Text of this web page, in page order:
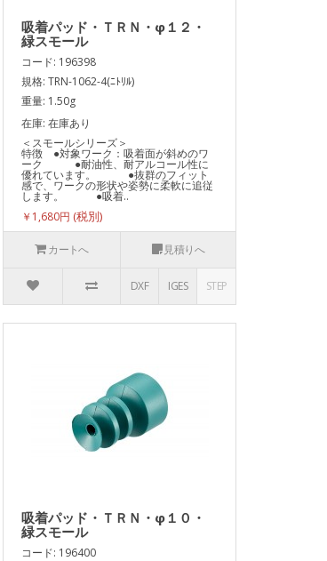
吸着パッド・ＴＲＮ・φ１２・
緑スモール
コード: 196398
規格: TRN-1062-4(ﾆﾄﾘﾙ)
重量: 1.50g
在庫: 在庫あり
＜スモールシリーズ＞
特徴 ●対象ワーク：吸着面が斜めのワ
ーク ●耐油性、耐アルコール性に
優れています。 ●抜群のフィット
感で、ワークの形状や姿勢に柔軟に追従
します。 ●吸着..
￥1,680円
カートへ 見積りへ
DXF IGES STEP
吸着パッド・ＴＲＮ・φ１０・
緑スモール
コード: 196400